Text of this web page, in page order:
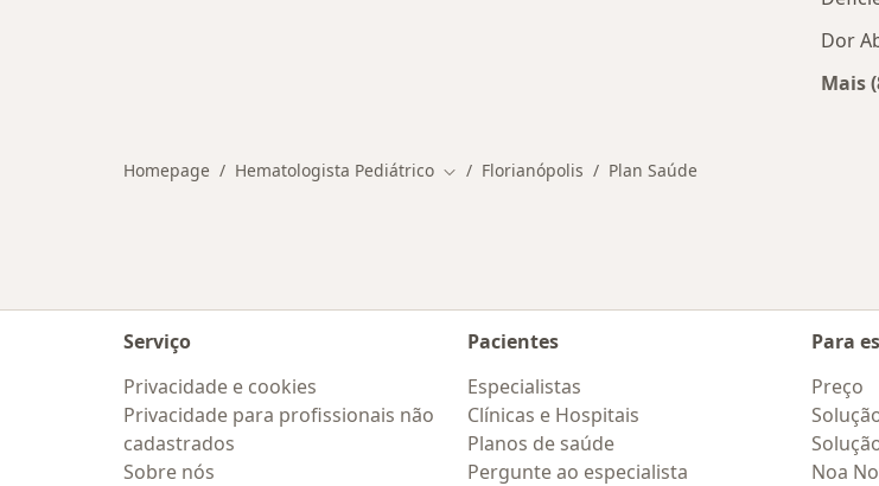
Dor
Mais
Homepage Hematologista Pediátrico Mudar de cidade
Florianópolis Plan Saúde
Serviço
Privacidade e cookies
Privacidade para profissionais não
cadastrados
Sobre nós
Pacientes
Especialistas
Clínicas e Hospitais
Planos de saúde
Pergunte ao especialista
Para
Preço
Noa